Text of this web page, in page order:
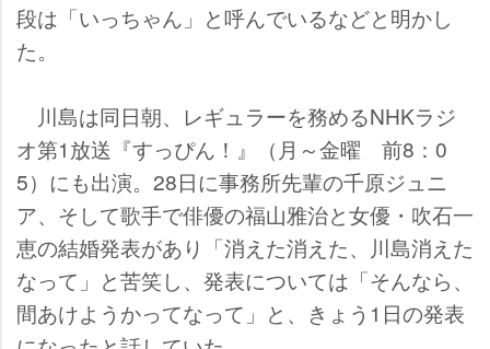
段は「いっちゃん」と呼んでいるなどと明かし
た。
川島は同日朝、レギュラーを務めるNHKラジ
オ第1放送『すっぴん！』（月～金曜 前8：0
5）にも出演。28日に事務所先輩の千原ジュニ
ア、そして歌手で俳優の福山雅治と女優・吹石一
恵の結婚発表があり「消えた消えた、川島消えた
なって」と苦笑し、発表については「そんなら、
間あけようかってなって」と、きょう1日の発表